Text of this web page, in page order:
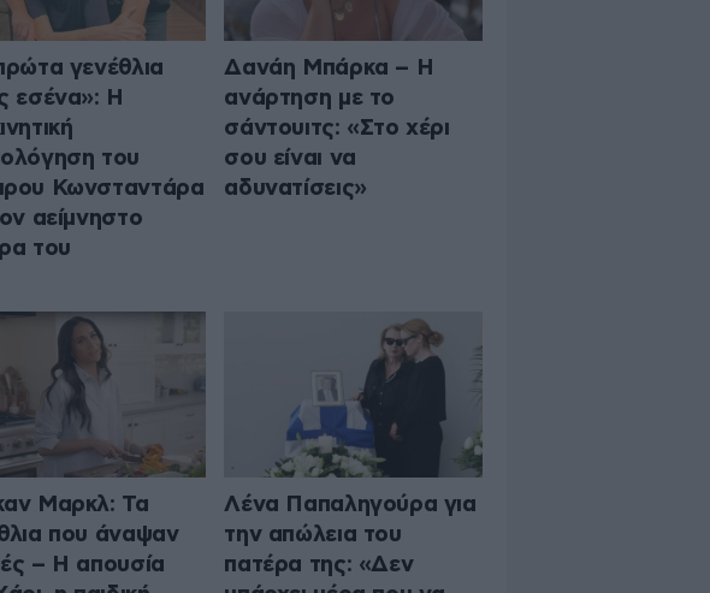
γενέθλια
εσένα»: Η
του
Κωνσταντάρα
αείμνηστο
του
Δανάη Μπάρκα – Η
ανάρτηση με το
σάντουιτς: «Στο χέρι
σου είναι να
αδυνατίσεις»
Μαρκλ: Τα
που άναψαν
– Η απουσία
Λένα Παπαληγούρα για
την απώλεια του
πατέρα της: «Δεν